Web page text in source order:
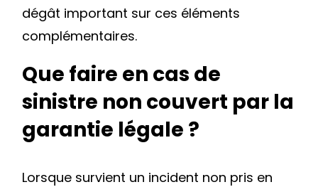
dégât important sur ces éléments
complémentaires.
Que faire en cas de
sinistre non couvert par la
garantie légale ?
Lorsque survient un incident non pris en